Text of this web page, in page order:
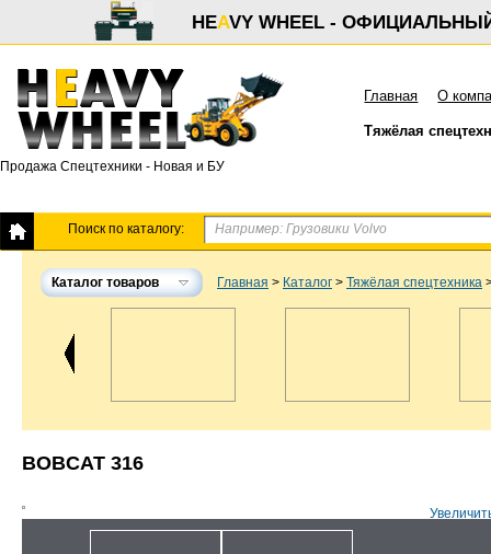
HEAVY WHEEL -
Продажа Спецтехники - Новая и БУ
Главная О
Тяжёлая
Поиск по каталогу:
Каталог товаров Главная > Каталог > Тяжёлая спецтехника
BOBCAT 316